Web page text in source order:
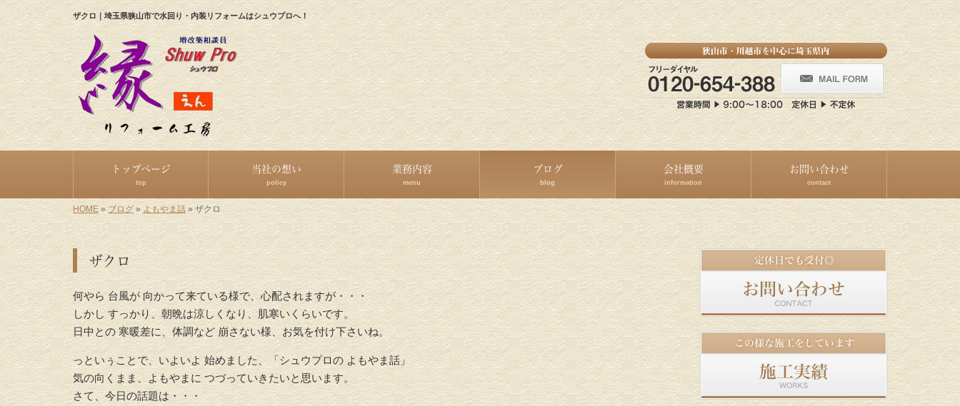
ザクロ｜埼玉県狭山市で水回り・内装リフォームはシュウプロへ！
トップページ
top
当社の想い
policy
業務内容
menu
ブログ
blog
会社概要
information
お問い合わせ
contact
HOME» ブログ » よもやま話 » ザクロ
ザクロ
何やら 台風が 向かって来ている様で、心配されますが・・・
しかし すっかり、朝晩は涼しくなり、肌寒いくらいです。
日中との 寒暖差に、体調など 崩さない様、お気を付け下さいね。
っといぅことで、いよいよ 始めました、「シュウプロの よもやま話」
気の向くまま、よもやまに つづっていきたいと思います。
さて、今日の話題は・・・